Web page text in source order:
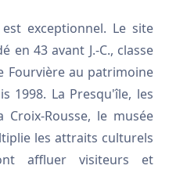
exceptionnel. Le site
en 43 avant J.-C., classe
Fourvière au patrimoine
1998. La Presqu'île, les
Rousse, le musée
les attraits culturels
affluer visiteurs et